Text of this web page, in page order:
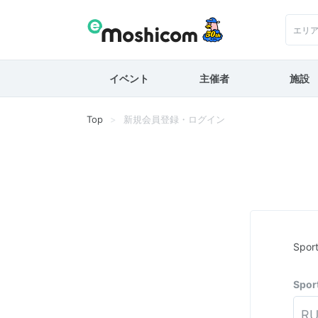
エリ
イベント 主催者 施設
Top 新規会員登録・ログイン